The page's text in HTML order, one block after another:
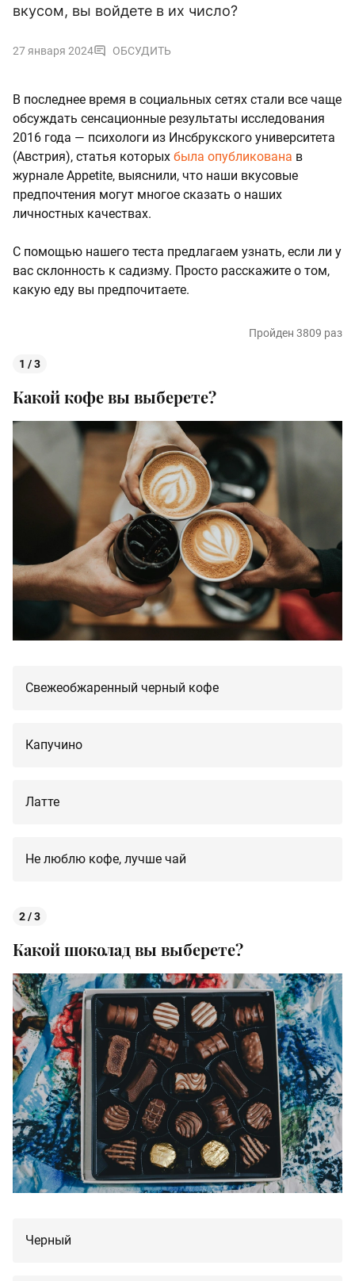
вкусом, вы войдете в их число?
27 января 2024 ОБСУДИТЬ
В последнее время в социальных сетях стали все чаще
обсуждать сенсационные результаты исследования
2016 года — психологи из Инсбрукского университета
(Австрия), статья которых была опубликована в
журнале Appetite, выяснили, что наши вкусовые
предпочтения могут многое сказать о наших
личностных качествах.
С помощью нашего теста предлагаем узнать, если ли у
вас склонность к садизму. Просто расскажите о том,
какую еду вы предпочитаете.
Пройден 3809 раз
1 / 3
Какой кофе вы выберете?
Свежеобжаренный черный кофе
Капучино
Латте
Не люблю кофе, лучше чай
2 / 3
Какой шоколад вы выберете?
Черный